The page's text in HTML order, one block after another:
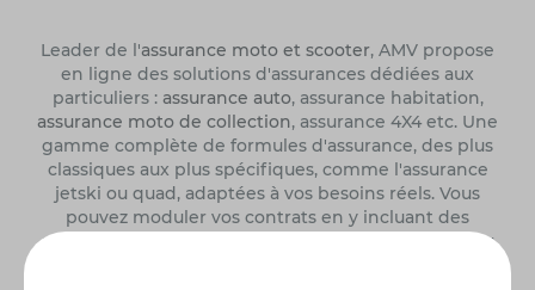
Leader de l'assurance moto et scooter, AMV propose
en ligne des solutions d'assurances dédiées aux
particuliers : assurance auto, assurance habitation,
assurance moto de collection, assurance 4X4 etc. Une
gamme complète de formules d'assurance, des plus
classiques aux plus spécifiques, comme l'assurance
jetski ou quad, adaptées à vos besoins réels. Vous
pouvez moduler vos contrats en y incluant des
garanties particulières, en fonction de l'utilisation ou